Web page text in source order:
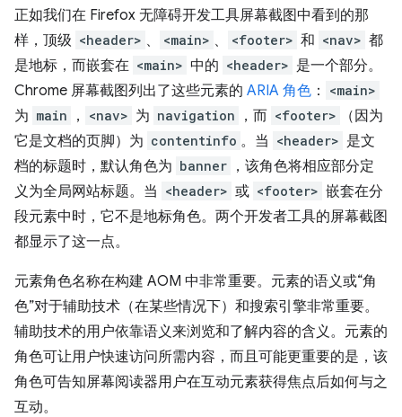
正如我们在 Firefox 无障碍开发工具屏幕截图中看到的那
样，顶级 <header> 、 <main> 、 <footer> 和 <nav> 都
是地标，而嵌套在 <main> 中的 <header> 是一个部分。
Chrome 屏幕截图列出了这些元素的 ARIA 角色 ： <main>
为 main ， <nav> 为 navigation ，而 <footer>
（因为
它是文档的页脚）为 contentinfo 。当 <header> 是文
档的标题时，默认角色为 banner ，该角色将相应部分定
义为全局网站标题。当 <header> 或 <footer> 嵌套在分
段元素中时，它不是地标角色。两个开发者工具的屏幕截图
都显示了这一点。
元素角色名称在构建 AOM 中非常重要。元素的语义或“角
色”对于辅助技术（在某些情况下）和搜索引擎非常重要。
辅助技术的用户依靠语义来浏览和了解内容的含义。元素的
角色可让用户快速访问所需内容，而且可能更重要的是，该
角色可告知屏幕阅读器用户在互动元素获得焦点后如何与之
互动。